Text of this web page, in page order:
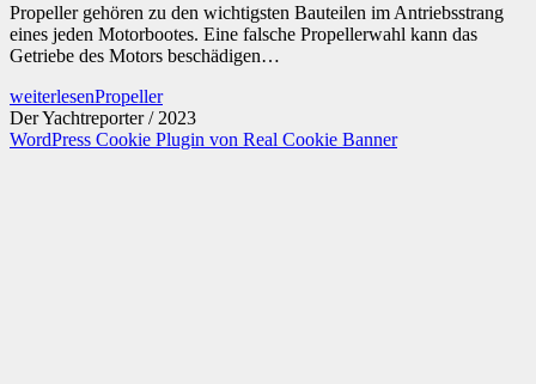
Propeller gehören zu den wichtigsten Bauteilen im Antriebsstrang
eines jeden Motorbootes. Eine falsche Propellerwahl kann das
Getriebe des Motors beschädigen…
weiterlesenPropeller
Der Yachtreporter / 2023
WordPress Cookie Plugin von Real Cookie Banner